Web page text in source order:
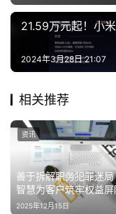
教
题
汽
新
能
21.59万元起！小
2024年3月28日 21:07
相关推荐
善于拆解职务犯罪迷
智慧为客户筑牢权益
专访福和律所主任陈楠
2025年12月15日
资讯